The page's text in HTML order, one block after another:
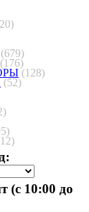
(679)
(176)
(128)
(52)
(с 10:00 до